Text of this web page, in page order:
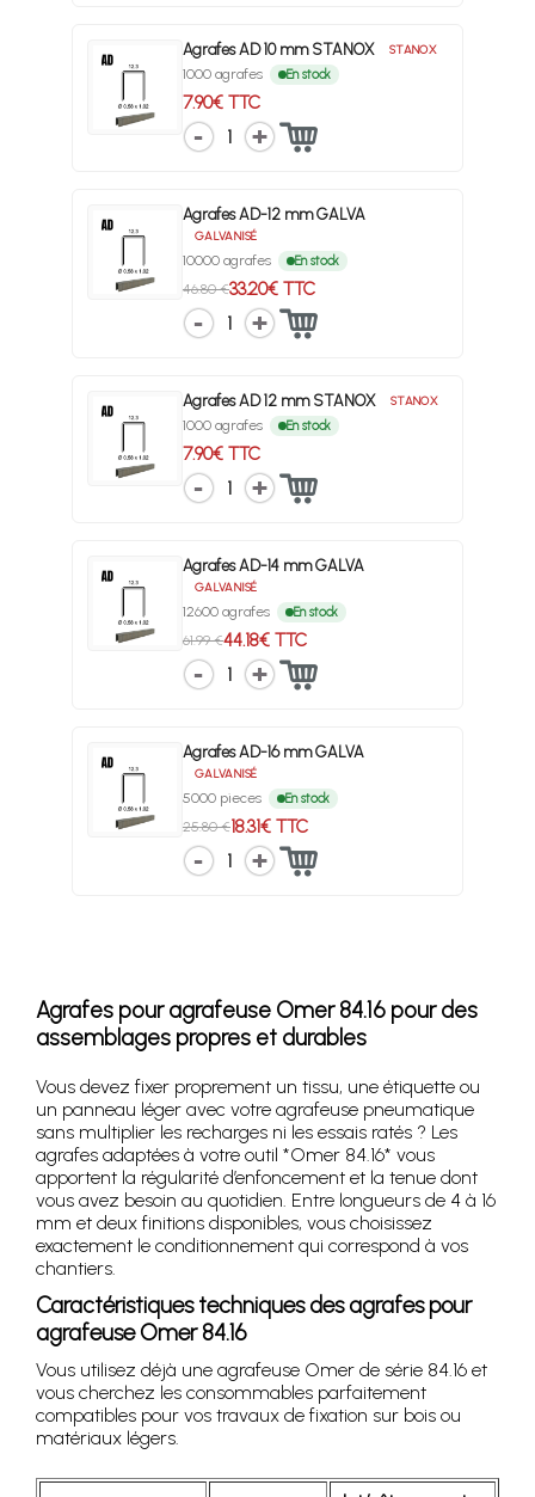
Agrafes AD 10 mm STANOX STANOX
1000 agrafes En stock
7.90€ TTC
1
Agrafes AD-12 mm GALVA
GALVANISÉ
10000 agrafes En stock
46.80 €33.20€ TTC
1
Agrafes AD 12 mm STANOX STANOX
1000 agrafes En stock
7.90€ TTC
1
Agrafes AD-14 mm GALVA
GALVANISÉ
12600 agrafes En stock
61.99 €44.18€ TTC
1
Agrafes AD-16 mm GALVA
GALVANISÉ
5000 pieces En stock
25.80 €18.31€ TTC
1
Agrafes pour agrafeuse Omer 84.16 pour des
assemblages propres et durables
Vous devez fixer proprement un tissu, une étiquette ou
un panneau léger avec votre agrafeuse pneumatique
sans multiplier les recharges ni les essais ratés ? Les
agrafes adaptées à votre outil *Omer 84.16* vous
apportent la régularité d’enfoncement et la tenue dont
vous avez besoin au quotidien. Entre longueurs de 4 à 16
mm et deux finitions disponibles, vous choisissez
exactement le conditionnement qui correspond à vos
chantiers.
Caractéristiques techniques des agrafes pour
agrafeuse Omer 84.16
Vous utilisez déjà une agrafeuse Omer de série 84.16 et
vous cherchez les consommables parfaitement
compatibles pour vos travaux de fixation sur bois ou
matériaux légers.